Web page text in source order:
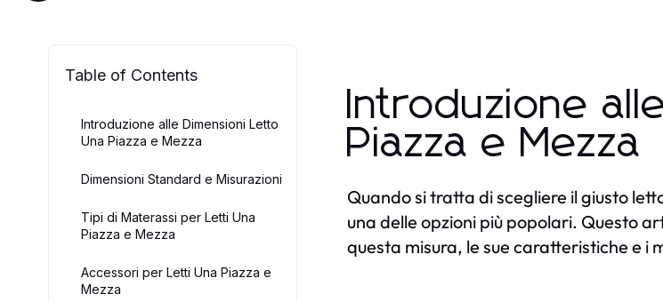
Table of Contents
Introduzione alle Dimensioni Letto
Una Piazza e Mezza
Dimensioni Standard e Misurazioni
Tipi di Materassi per Letti Una
Piazza e Mezza
Accessori per Letti Una Piazza e
Mezza
Introduzione
Piazza e Mezza
Quando si tratta di scegliere il giusto
una delle opzioni più popolari. Questo
questa misura, le sue caratteristiche e i